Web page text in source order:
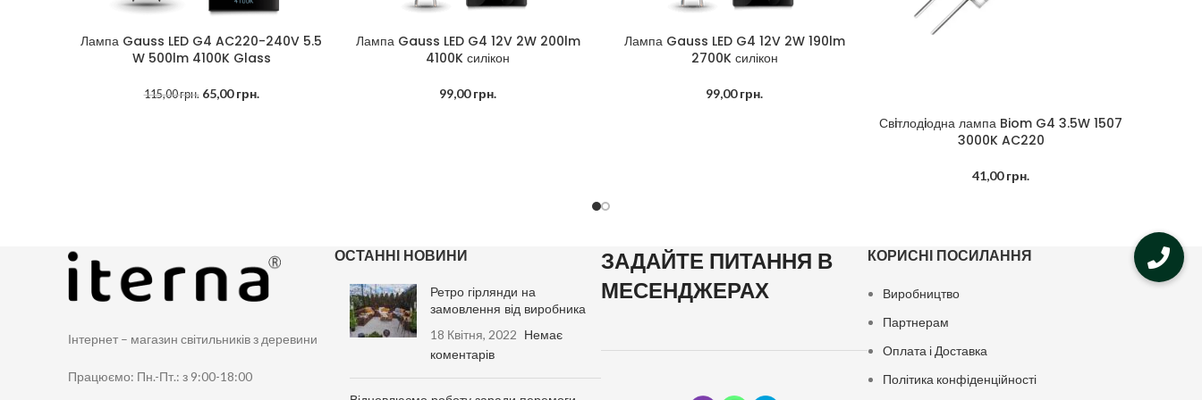
ДОДАТИ В КОШИК
Лампа Gauss LED G4 AC220-240V 5.5
W 500lm 4100K Glass
115,00грн. 65,00грн.
ДОДАТИ В КОШИК
Лампа Gauss LED G4 12V 2W 200lm
4100K силікон
99,00грн.
ДОДАТИ В КОШИК
Лампа Gauss LED G4 12V 2W 190lm
2700K силікон
99,00грн.
ДОДАТИ В КОШИК
Свiтлодiодна лампа Biom G4 3.5W 1507
3000K AC220
41,00грн.
Інтернет – магазин світильників з деревини
Працюємо: Пн.-Пт.: з 9:00-18:00
ОСТАННІ НОВИНИ
Ретро гірлянди на
замовлення від виробника
18 Квітня, 2022 Немає
коментарів
ЗАДАЙТЕ ПИТАННЯ В
МЕСЕНДЖЕРАХ
КОРИСНІ ПОСИЛАННЯ
Виробництво
Партнерам
Оплата і Доставка
Політика конфіденційності